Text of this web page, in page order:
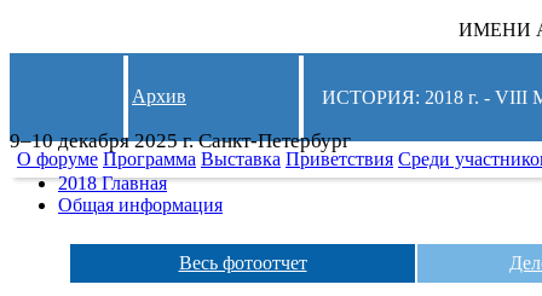
ИМЕНИ
9–10 декабря 2025 г. Санкт-Петербург
Архив ИСТОРИЯ: 2018 г. -
О форуме Программа Выставка Приветствия Среди
2018 Главная
Общая информация
Весь фотоотчет